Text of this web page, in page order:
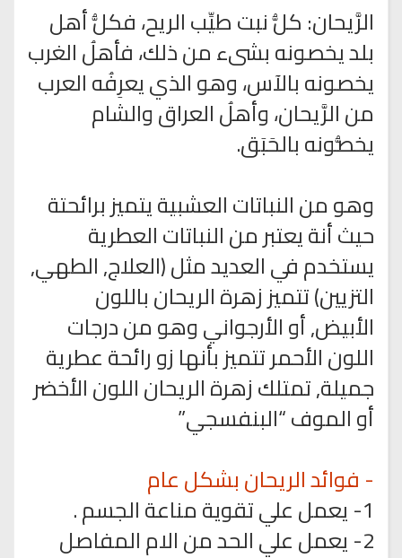
الرَّيحان: كلُّ نبت طيِّب الريح، فكلُّ أهل
بلد يخصونه بشىء من ذلك، فأهلُ الغرب
يخصونه بالآس، وهو الذي يعرِفُه العرب
من الرَّيحان، وأهلُ العراق والشام
يخصُّونه بالحَبَق.
وهو من النباتات العشبية يتميز برائحتة
حيث أنة يعتبر من النباتات العطرية
يستخدم في العديد مثل (العلاج, الطهي,
التزيين) تتميز زهرة الريحان باللون
الأبيض, أو الأرجواني وهو من درجات
اللون الأحمر تتميز بأنها زو رائحة عطرية
جميلة, تمتلك زهرة الريحان اللون الأخضر
أو الموف “البنفسجي”
- فوائد الريحان بشكل عام
1- يعمل علي تقوية مناعة الجسم .
2- يعمل علي الحد من الام المفاصل